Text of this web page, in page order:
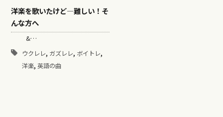
洋楽を歌いたけど—難しい！そ
んな方へ
&…
ウクレレ, ガズレレ, ボイトレ,
洋楽, 英語の曲